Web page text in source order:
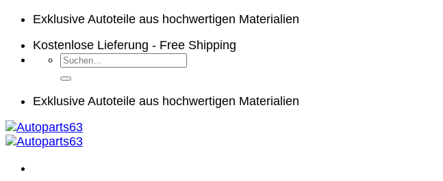
Zum
springen
Exklusive Autoteile aus hochwertigen Materialien
Kostenlose Lieferung - Free Shipping
Suchen
nach:
Exklusive Autoteile aus hochwertigen Materialien